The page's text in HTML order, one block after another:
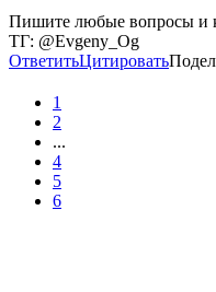
Пишите любые вопросы и
ТГ: @Evgeny_Og
ОтветитьЦитировать
1
2
...
4
5
6